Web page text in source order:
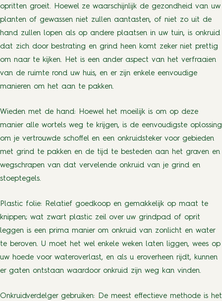
opritten groeit. Hoewel ze waarschijnlijk de gezondheid van uw
planten of gewassen niet zullen aantasten, of niet zo uit de
hand zullen lopen als op andere plaatsen in uw tuin, is onkruid
dat zich door bestrating en grind heen komt zeker niet prettig
om naar te kijken. Het is een ander aspect van het verfraaien
van de ruimte rond uw huis, en er zijn enkele eenvoudige
manieren om het aan te pakken.
Wieden met de hand: Hoewel het moeilijk is om op deze
manier alle wortels weg te krijgen, is de eenvoudigste oplossing
om je vertrouwde schoffel en een onkruidsteker voor gebieden
met grind te pakken en de tijd te besteden aan het graven en
wegschrapen van dat vervelende onkruid van je grind en
stoeptegels.
Plastic folie: Relatief goedkoop en gemakkelijk op maat te
knippen; wat zwart plastic zeil over uw grindpad of oprit
leggen is een prima manier om onkruid van zonlicht en water
te beroven. U moet het wel enkele weken laten liggen, wees op
uw hoede voor wateroverlast, en als u eroverheen rijdt, kunnen
er gaten ontstaan waardoor onkruid zijn weg kan vinden.
Onkruidverdelger gebruiken: De meest effectieve methode is het